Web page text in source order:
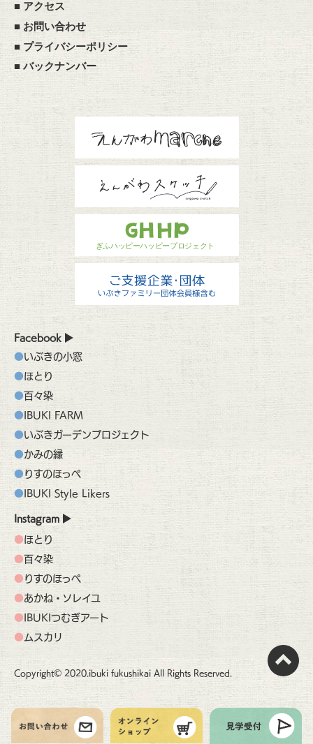
■ アクセス
■ お問い合わせ
■プライバシーポリシー
■バックナンバー
Facebook
いぶきの小窓
ほとり
百々染
IBUKI FARM
いぶきガーデンプロジェクト
かみの縁
りすのほっぺ
IBUKI Style Likers
Instagram
ほとり
百々染
りすのほっぺ
あかね・ソレイユ
IBUKIつむぎアート
ムスカリ
Copyright© 2020.ibuki fukushikai All Rights Reserved.